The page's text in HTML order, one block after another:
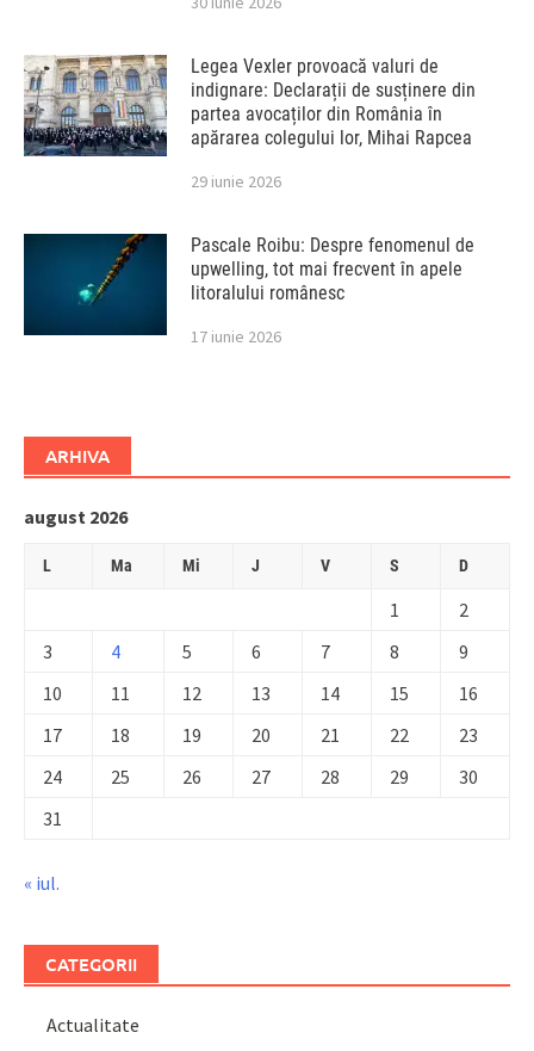
Legea Vexler provoacă valuri de
indignare: Declarații de susținere din
partea avocaților din România în
apărarea colegului lor, Mihai Rapcea
29 iunie 2026
Pascale Roibu: Despre fenomenul de
upwelling, tot mai frecvent în apele
litoralului românesc
17 iunie 2026
ARHIVA
august 2026
L Ma Mi J V S D
1
2
3
4 5 6 7 8
9
10
11 12 13 14 15
16
17
18 19 20 21 22
23
24
25 26 27 28 29
30
31
« iul.
CATEGORII
Actualitate